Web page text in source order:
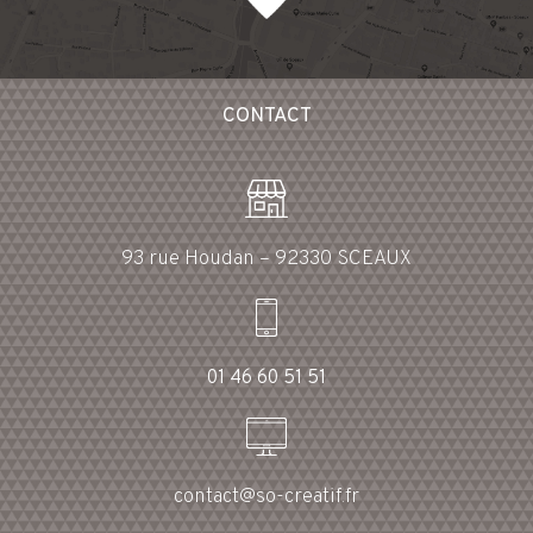
CONTACT
93 rue Houdan – 92330 SCEAUX
01 46 60 51 51
contact@so-creatif.fr